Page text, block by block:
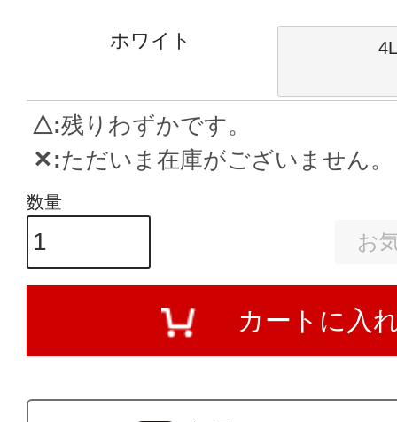
ホワイト
△ 残りわずかです。
✕ ただいま在庫がございません。
お
カートに入